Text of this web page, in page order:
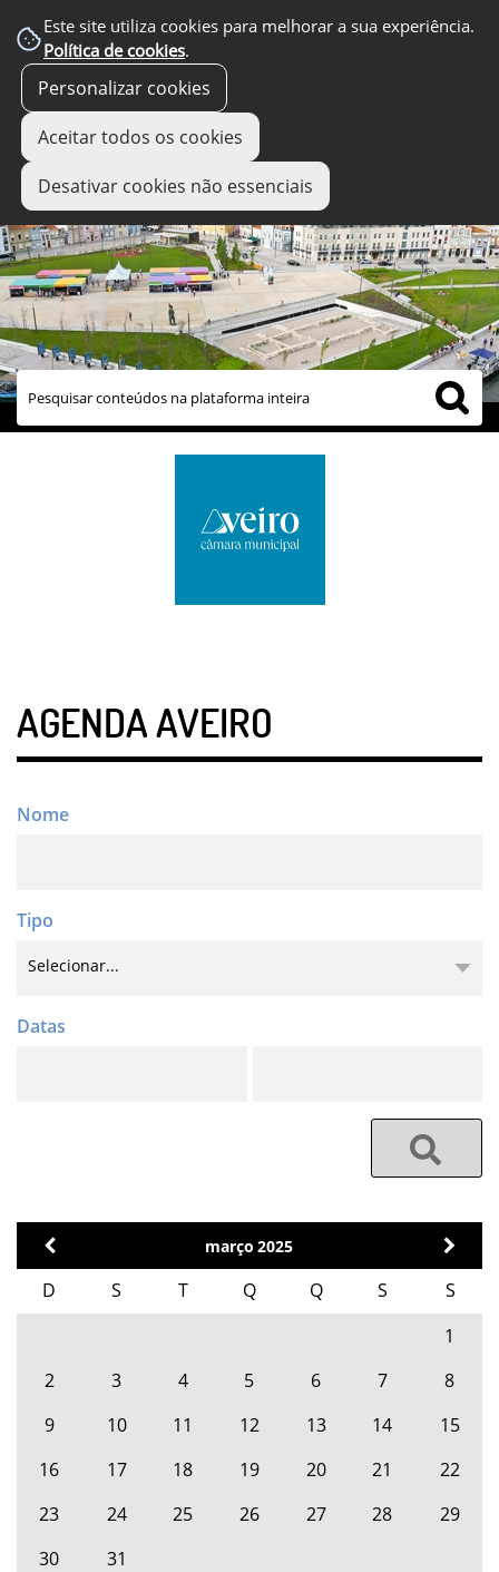
Este site utiliza cookies para melhorar a sua experiência.
Política de cookies.
Personalizar cookies
Aceitar todos os cookies
Desativar cookies não essenciais
links úteis
AGENDA AVEIRO
março 2025
D S T Q Q S
S
1
2
3 4 5 6 7
8
9
10 11 12 13 14
15
16
17 18 19 20 21
22
23
24 25 26 27 28
29
30
31